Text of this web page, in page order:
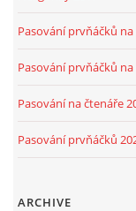
Pasování prvňáčků
Pasování prvňáčků
Pasování na čtenáře
Pasování prvňáčků
ARCHIVE